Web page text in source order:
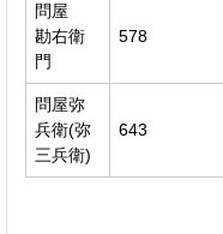
問屋
勘右衛
門
578
問屋弥
兵衛(弥
三兵衛)
643